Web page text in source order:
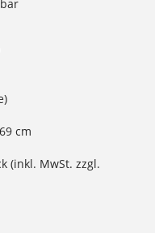
cm
(inkl. MwSt. zzgl.